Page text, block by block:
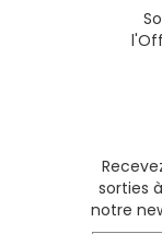
sorties
notre